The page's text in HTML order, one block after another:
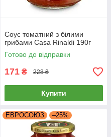
Соус томатний з білими
грибами Casa Rinaldi 190г
Готово до відправки
171 ₴ 228 ₴
Купити
ЕВРОСОЮЗ –25%